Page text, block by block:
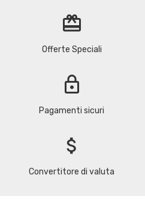
redeem
Offerte Speciali
lock
Pagamenti sicuri
attach_money
Convertitore di valuta